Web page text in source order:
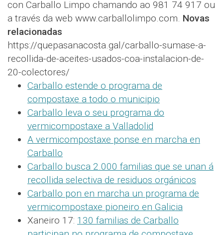
con Carballo Limpo chamando ao 981 74 917 ou
a través da web www.carballolimpo.com. Novas
relacionadas
https://quepasanacosta.gal/carballo-sumase-a-
recollida-de-aceites-usados-coa-instalacion-de-
20-colectores/
Carballo estende o programa de
compostaxe a todo o municipio
Carballo leva o seu programa do
vermicompostaxe a Valladolid
A vermicompostaxe ponse en marcha en
Carballo
Carballo busca 2.000 familias que se unan á
recollida selectiva de residuos orgánicos
Carballo pon en marcha un programa de
vermicompostaxe pioneiro en Galicia
Xaneiro 17: 130 familias de Carballo